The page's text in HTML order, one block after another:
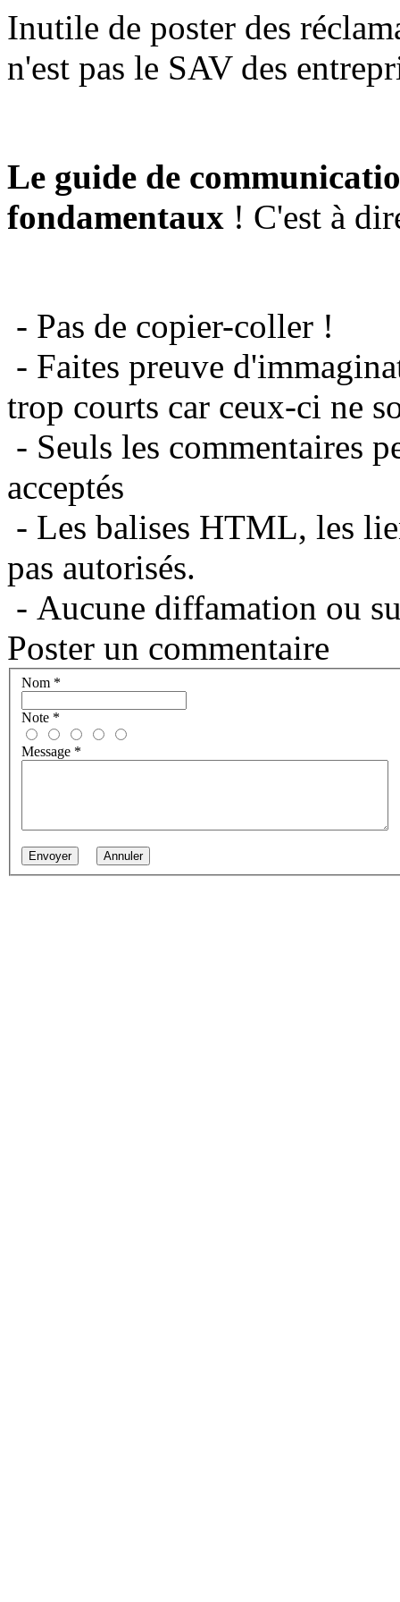
Inutile de poster des
n'est pas le SAV des
Le guide de
fondamentaux ! C'est à
- Pas de copier-coller !
- Faites preuve
trop courts car ceux-ci ne
- Seuls les commentaires
acceptés
- Les balises HTML, les
pas autorisés.
- Aucune diffamation ou
Poster un commentaire
Nom *
Note *
Message *